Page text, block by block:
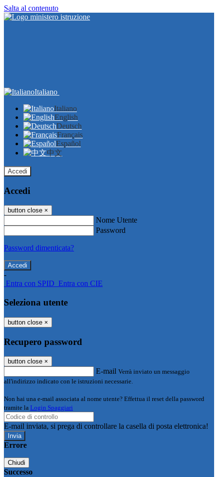
Salta al contenuto
Italiano
Italiano
English
Deutsch
Français
Español
中文
Accedi
Accedi
button close ×
Nome Utente
Password
Password dimenticata?
-
Entra con SPID Entra con CIE
Seleziona utente
button close ×
Recupero password
button close ×
E-mail Verrà inviato un messaggio
all'indirizzo indicato con le istruzioni necessarie.
Non hai una e-mail associata al nome utente? Effettua il reset della password
tramite la Login Spaggiari
E-mail inviata, si prega di controllare la casella di posta elettronica!
Errore
Chiudi
Successo